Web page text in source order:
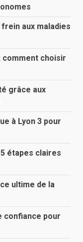
aux maladies
comment choisir
grâce aux
à Lyon 3 pour
étapes claires
ultime de la
confiance pour